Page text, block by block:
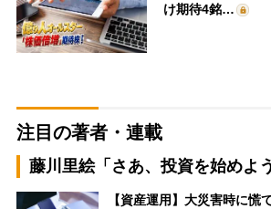
け期待4銘…
注目の著者・連載
藤川里絵「さあ、投資を始めよ
【資産運用】大災害時に慌